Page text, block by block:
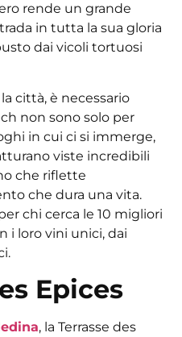
rende un grande
in tutta la sua gloria
dai vicoli tortuosi
città, è necessario
non sono solo per
in cui ci si immerge,
viste incredibili
che riflette
che dura una vita.
chi cerca le 10 migliori
i loro vini unici, dai
Epices
, la Terrasse des